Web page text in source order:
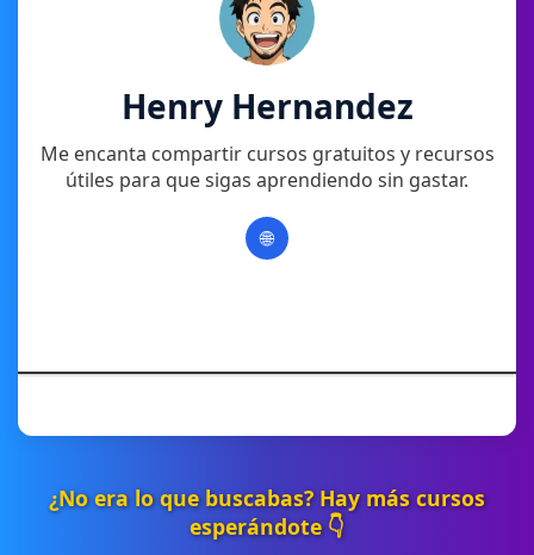
Henry Hernandez
Me encanta compartir cursos gratuitos y recursos
útiles para que sigas aprendiendo sin gastar.
🌐
¿No era lo que buscabas? Hay más cursos
esperándote 👇